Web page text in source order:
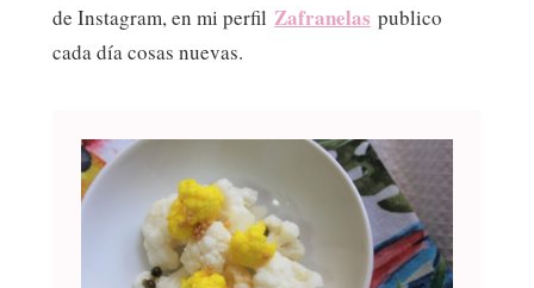
de Instagram, en mi perfil Zafranelas publico
cada día cosas nuevas.